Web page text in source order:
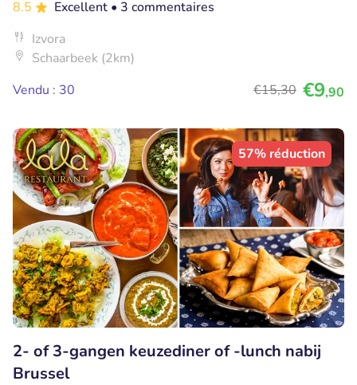
8.5
Excellent • 3 commentaires
Izvora
Schaarbeek (2km)
Vendu : 30
€15,30 €9,90
57% réduction
2- of 3-gangen keuzediner of -lunch nabij
Brussel